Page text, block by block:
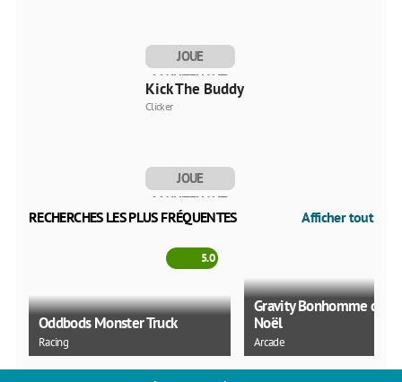
JOUE
MAINTENANT
Kick The Buddy
Clicker
JOUE
MAINTENANT
RECHERCHES LES PLUS FRÉQUENTES Afficher tout
Oddbods Monster Truck
Racing
5.0
Gravity Bonhomme de
Noël
Arcade